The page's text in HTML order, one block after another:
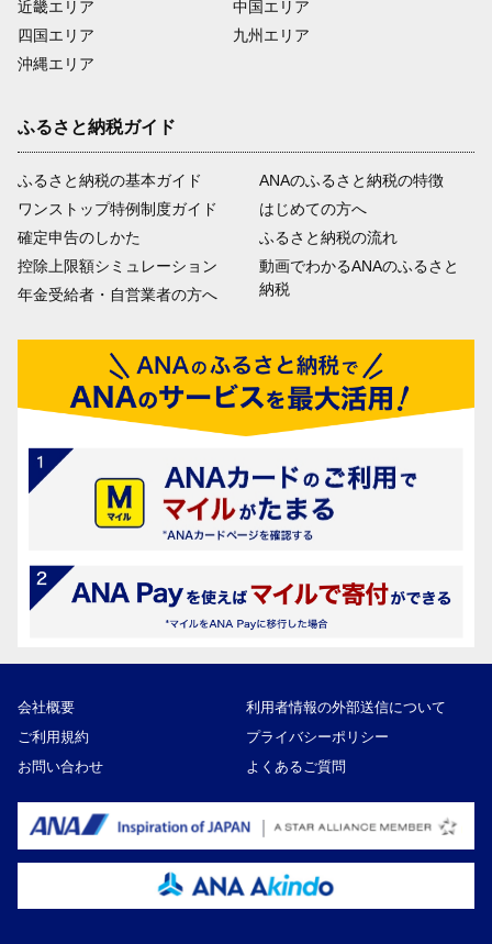
近畿エリア
四国エリア
沖縄エリア
中国エリア
九州エリア
ふるさと納税ガイド
ふるさと納税の基本ガイド
ワンストップ特例制度ガイド
確定申告のしかた
控除上限額シミュレーション
年金受給者・自営業者の方へ
ANAのふるさと納税の特徴
はじめての方へ
ふるさと納税の流れ
動画でわかるANAのふるさと
納税
会社概要
利用者情報の外部送信について
ご利用規約
プライバシーポリシー
お問い合わせ
よくあるご質問